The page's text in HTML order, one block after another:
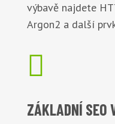
výbavě najdete
Argon2 a další

ZÁKLADNÍ SEO